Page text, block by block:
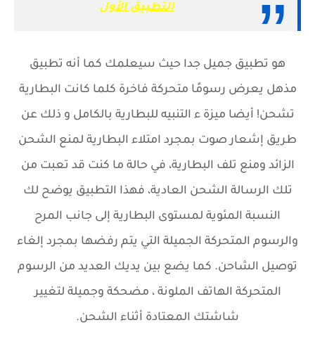
التطبيق الأول
هو تطبيق جميل جدا حيث سيعلمك كما أنه تطبيق
مذهل يعرض رسومًا متحركة فاخرة كلما كانت البطارية
تشحن! أيضا ميزة ء التنبيه للبطارية بالكامل و ذلك عن
طريق إشعار صوت بمجرد امتلاء البطارية لمنع الشحن
الزائد ومنع تلف البطارية، في حالة ما كنت قد تعبت من
تلك الرسالة الشحن العادية، فهذا التطبيق يوضح لك
النسبة المئوية لمستوى البطارية إلى جانب المرح
والرسوم المتحركة الجميلة التي يتم رفضها بمجرد إلغاء
توصيل الشاحن. كما يضع بين يديك العديد من الرسوم
المتحركة الهاتف الملونة ، مضحكة وجميلة لتغيير
شاشتك المعتادة أثناء الشحن.